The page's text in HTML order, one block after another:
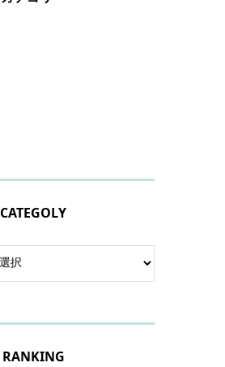
CATEGOLY
RANKING